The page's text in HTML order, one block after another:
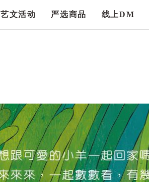
艺文活动 严选商品 线上DM